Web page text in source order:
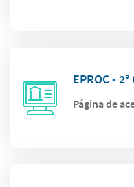
EPROC - 2°
Página de